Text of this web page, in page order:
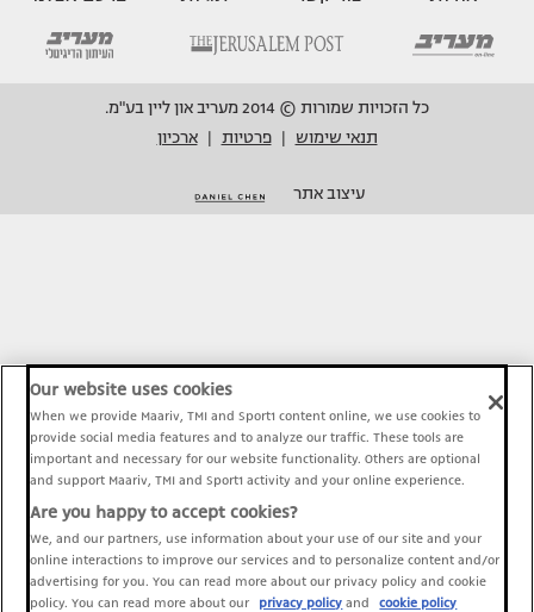
כל הזכויות שמורות © 2014 מעריב און ליין בע"מ.
תנאי שימוש
פרטיות ארכיון
עיצוב אתר
Our website uses cookies
When we provide Maariv, TMI and Sport1 content online, we use cookies to
provide social media features and to analyze our traffic. These tools are
important and necessary for our website functionality. Others are optional
and support Maariv, TMI and Sport1 activity and your online experience.
Are you happy to accept cookies?
We, and our partners, use information about your use of our site and your
online interactions to improve our services and to personalize content and/or
advertising for you. You can read more about our privacy policy and cookie
policy. You can read more about our
privacy policy and cookie policy